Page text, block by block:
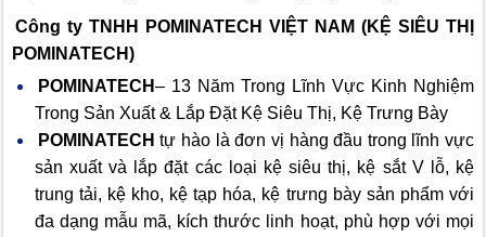
Công ty TNHH POMINATECH VIỆT NAM (KỆ SIÊU THỊ
POMINATECH)
POMINATECH– 13 Năm Trong Lĩnh Vực Kinh Nghiệm
Trong Sản Xuất & Lắp Đặt Kệ Siêu Thị, Kệ Trưng Bày
POMINATECHtự hào là đơn vị hàng đầu trong lĩnh vực
sản xuất và lắp đặt các loại kệ siêu thị, kệ sắt V lỗ, kệ
trung tải, kệ kho, kệ tạp hóa, kệ trưng bày sản phẩm với
đa dạng mẫu mã, kích thước linh hoạt, phù hợp với mọi